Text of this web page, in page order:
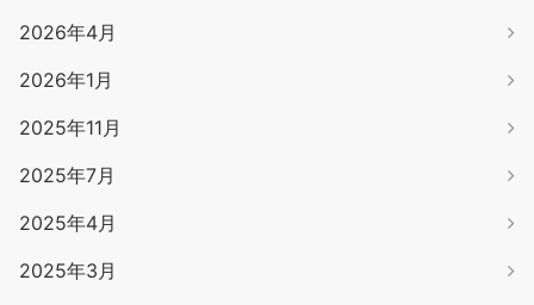
2026年4月
2026年1月
2025年11月
2025年7月
2025年4月
2025年3月